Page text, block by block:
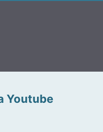
Youtube